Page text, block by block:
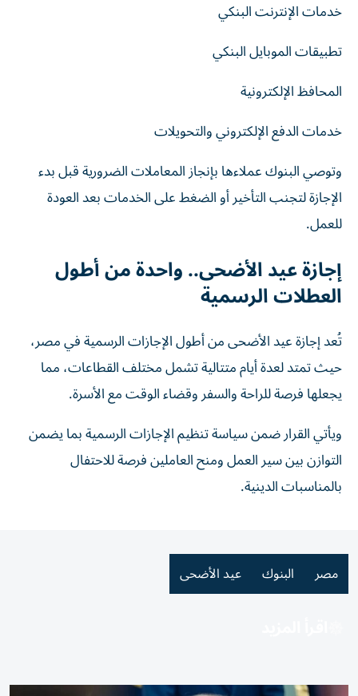
خدمات الإنترنت البنكي
تطبيقات الموبايل البنكي
المحافظ الإلكترونية
خدمات الدفع الإلكتروني والتحويلات
وتوصي البنوك عملاءها بإنجاز المعاملات الضرورية قبل بدء
الإجازة لتجنب التأخير أو الضغط على الخدمات بعد العودة
للعمل.
إجازة عيد الأضحى.. واحدة من أطول
العطلات الرسمية
تُعد إجازة عيد الأضحى من أطول الإجازات الرسمية في مصر،
حيث تمتد لعدة أيام متتالية تشمل مختلف القطاعات، مما
يجعلها فرصة للراحة والسفر وقضاء الوقت مع الأسرة.
ويأتي القرار ضمن سياسة تنظيم الإجازات الرسمية بما يضمن
التوازن بين سير العمل ومنح العاملين فرصة للاحتفال
بالمناسبات الدينية.
مصر البنوك عيد الأضحى